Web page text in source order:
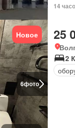
14
6фото
Новое 25
2